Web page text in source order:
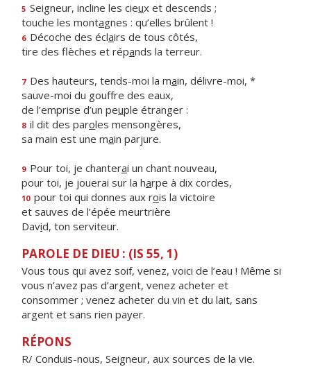
5 Seigneur, incline les cieux et descends ;
touche les montagnes : qu’elles brûlent !
6 Décoche des éclairs de tous côtés,
tire des flèches et répands la terreur.
7 Des hauteurs, tends-moi la main, délivre-moi, *
sauve-moi du gouffre des eaux,
de l’emprise d’un peuple étranger :
8 il dit des paroles mensongères,
sa main est une main parjure.
9 Pour toi, je chanterai un chant nouveau,
pour toi, je jouerai sur la harpe à dix cordes,
10 pour toi qui donnes aux rois la victoire
et sauves de l’épée meurtrière
David, ton serviteur.
PAROLE DE DIEU : (IS 55, 1)
Vous tous qui avez soif, venez, voici de l’eau ! Même si
vous n’avez pas d’argent, venez acheter et
consommer ; venez acheter du vin et du lait, sans
argent et sans rien payer.
RÉPONS
R/ Conduis-nous, Seigneur, aux sources de la vie.